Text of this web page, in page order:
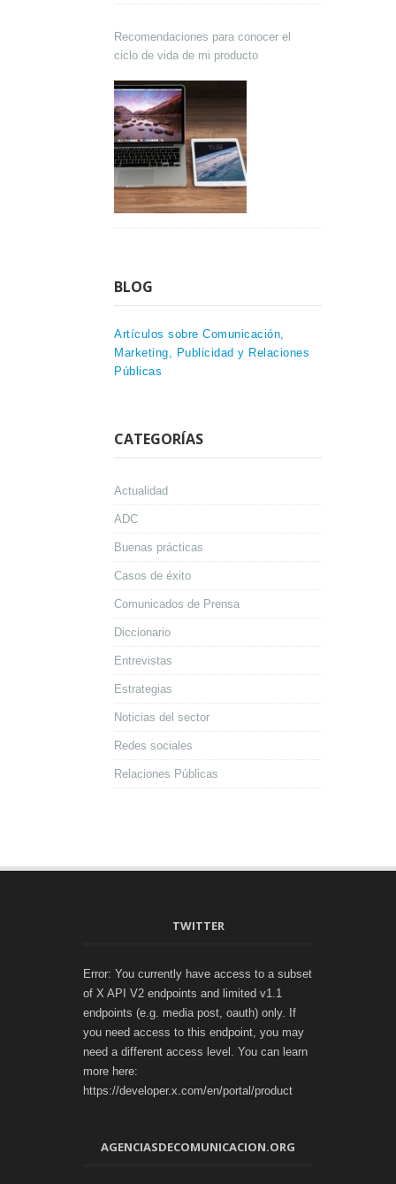
Recomendaciones para conocer el
ciclo de vida de mi producto
BLOG
Artículos sobre Comunicación,
Marketing, Publicidad y Relaciones
Públicas
CATEGORÍAS
Actualidad
ADC
Buenas prácticas
Casos de éxito
Comunicados de Prensa
Diccionario
Entrevistas
Estrategias
Noticias del sector
Redes sociales
Relaciones Públicas
TWITTER
Error: You currently have access to a subset
of X API V2 endpoints and limited v1.1
endpoints (e.g. media post, oauth) only. If
you need access to this endpoint, you may
need a different access level. You can learn
more here:
https://developer.x.com/en/portal/product
AGENCIASDECOMUNICACION.ORG